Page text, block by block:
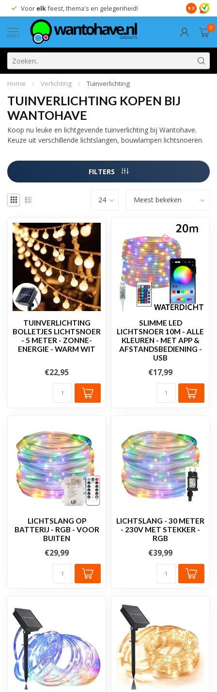
Voor elkfeest, thema's en gelegenheid! 8.2
MENU
0
Home / Verlichting / Tuinverlichting
TUINVERLICHTING KOPEN BIJ
WANTOHAVE
Koop nu leuke en lichtgevende tuinverlichting bij Wantohave.
Keuze uit verschillende lichtslangen, bouwlampen lichtsnoeren.
FILTERS
TUINVERLICHTING
BOLLETJES LICHTSNOER
- 5 METER - ZONNE-
ENERGIE - WARM WIT
€22,95
SLIMME LED
LICHTSNOER 10M - ALLE
KLEUREN - MET APP &
AFSTANDSBEDIENING -
USB
€17,99
LICHTSLANG OP
BATTERIJ - RGB - VOOR
BUITEN
€29,99
LICHTSLANG - 30 METER
- 230V MET STEKKER -
RGB
€39,99